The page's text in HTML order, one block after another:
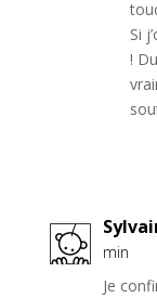
Si
!
min
Je